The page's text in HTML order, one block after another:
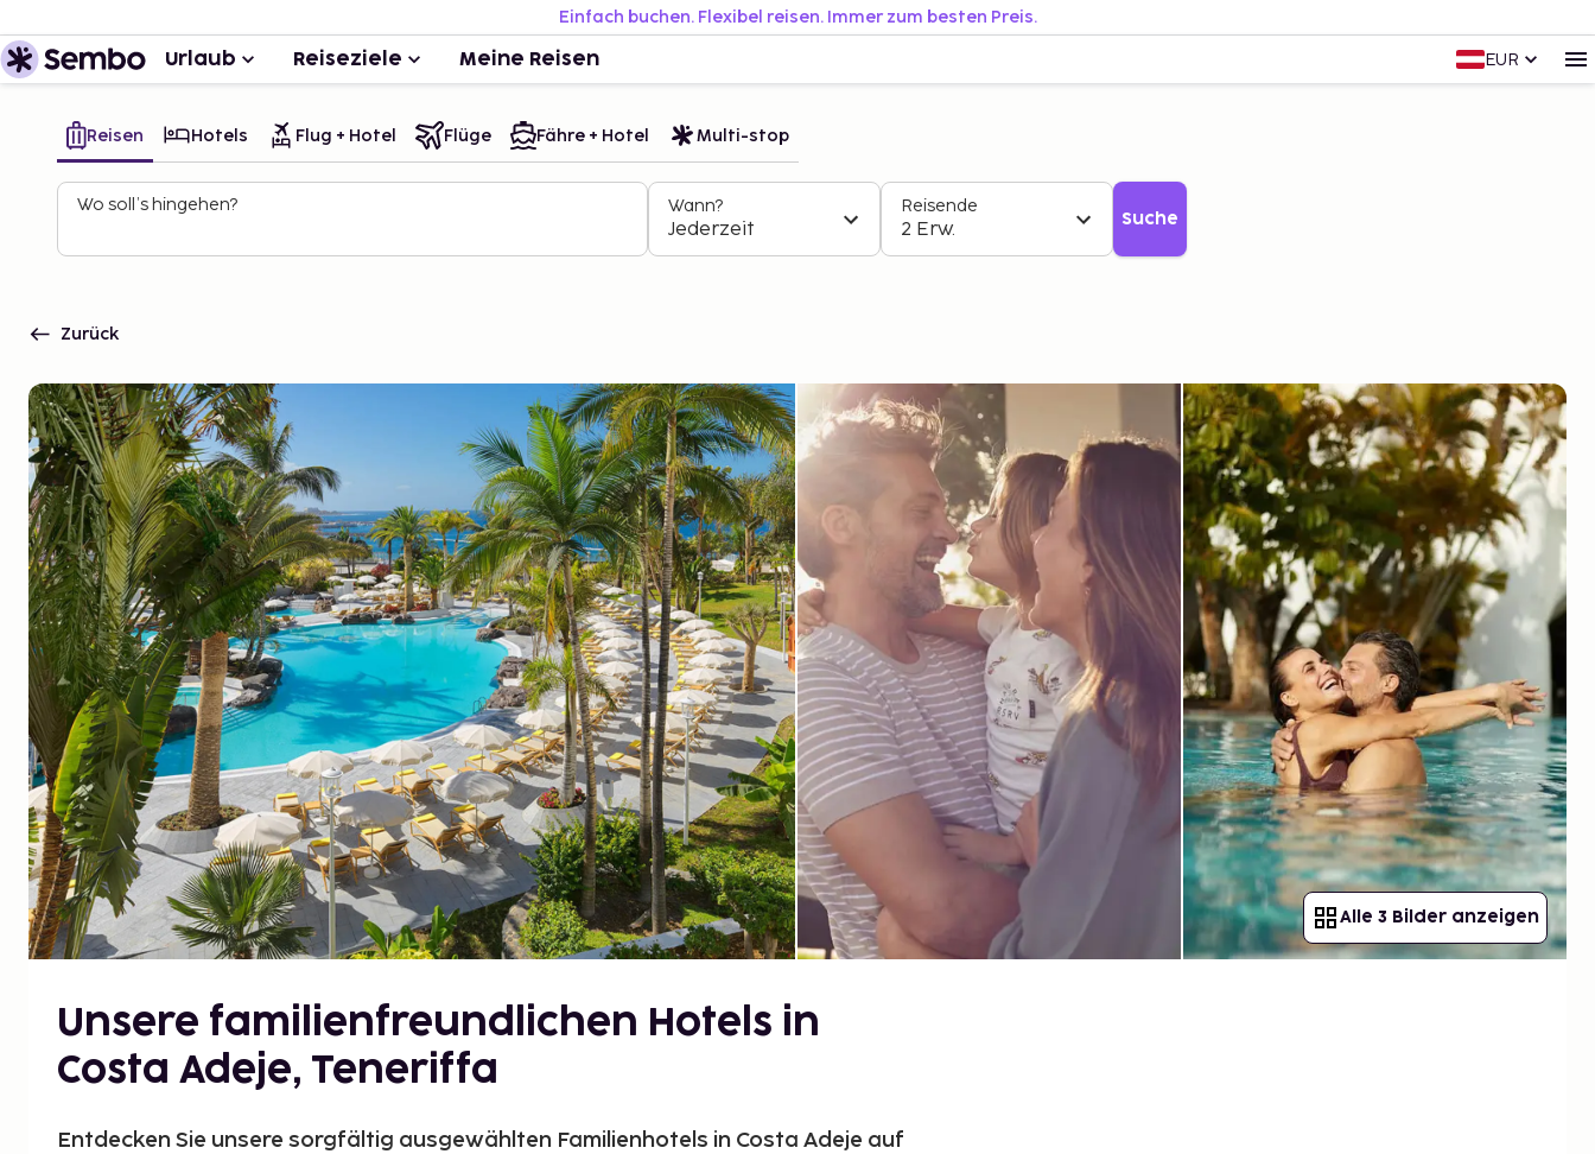
Einfach buchen. Flexibel reisen. Immer zum besten Preis.
Urlaub Reiseziele Meine Reisen EUR
Reisen Hotels Flug + Hotel Flüge Fähre + Hotel Multi-stop
Wo soll’s hingehen? Wann?
Jederzeit
Reisende
2 Erw. Suche
Zurück
Alle 3 Bilder anzeigen
Unsere familienfreundlichen Hotels in
Costa Adeje, Teneriffa
Entdecken Sie unsere sorgfältig ausgewählten Familienhotels in Costa Adeje auf